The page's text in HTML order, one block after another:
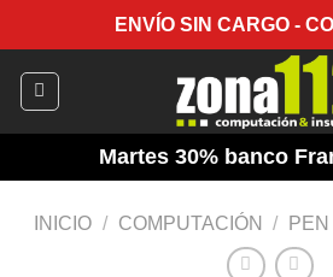
ENVÍO SIN CARGO -
Martes 30% banco
INICIO / COMPUTACIÓN /